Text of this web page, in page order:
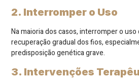
2. Interromper o Uso
Na maioria dos casos, interromper o
recuperação gradual dos fios,
predisposição genética grave.
3. Intervenções